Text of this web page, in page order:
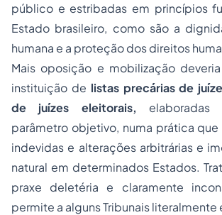
público e estribadas em princípios
Estado brasileiro, como são a
humana e a proteção dos direitos
Mais oposição e mobilização
instituição de listas precárias de
de juízes eleitorais,
parâmetro objetivo, numa prática que
indevidas e alterações arbitrárias e
natural em determinados Estados.
praxe deletéria e claramente
permite a alguns Tribunais